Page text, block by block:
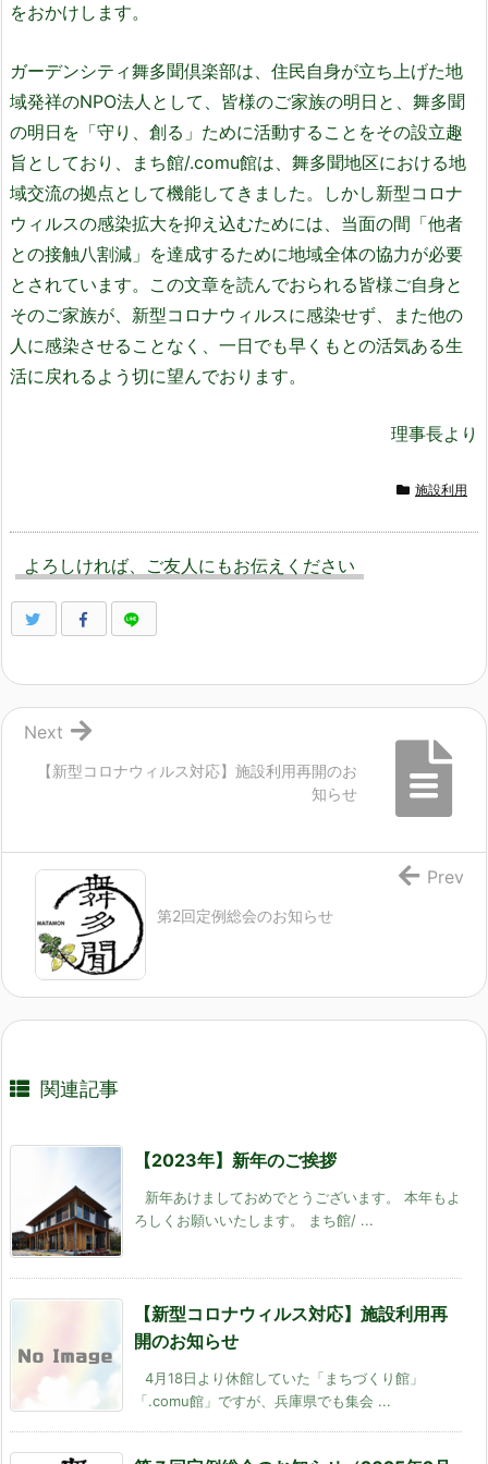
をおかけします。
ガーデンシティ舞多聞倶楽部は、住民自身が立ち上げた地
域発祥のNPO法人として、皆様のご家族の明日と、舞多聞
の明日を「守り、創る」ために活動することをその設立趣
旨としており、まち館/.comu館は、舞多聞地区における地
域交流の拠点として機能してきました。しかし新型コロナ
ウィルスの感染拡大を抑え込むためには、当面の間「他者
との接触八割減」を達成するために地域全体の協力が必要
とされています。この文章を読んでおられる皆様ご自身と
そのご家族が、新型コロナウィルスに感染せず、また他の
人に感染させることなく、一日でも早くもとの活気ある生
活に戻れるよう切に望んでおります。
理事長より
施設利用
よろしければ、ご友人にもお伝えください
【新型コロナウィルス対応】施設利用再開のお
知らせ
Next
第2回定例総会のお知らせ
Prev
関連記事
【2023年】新年のご挨拶
新年あけましておめでとうございます。 本年もよ
ろしくお願いいたします。 まち館/ ...
【新型コロナウィルス対応】施設利用再
開のお知らせ
4月18日より休館していた「まちづくり館」
「.comu館」ですが、兵庫県でも集会 ...